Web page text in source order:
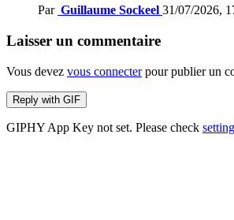
Par Guillaume Sockeel 31/07/2026,
Laisser un commentaire
Vous devez vous connecterpour publier un
Reply with GIF
GIPHY App Key not set. Please check